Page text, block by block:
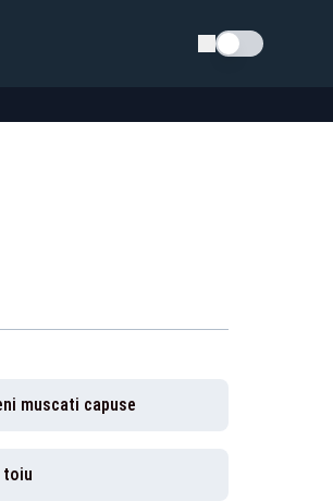
Schimba tema
muscati capuse
toiu